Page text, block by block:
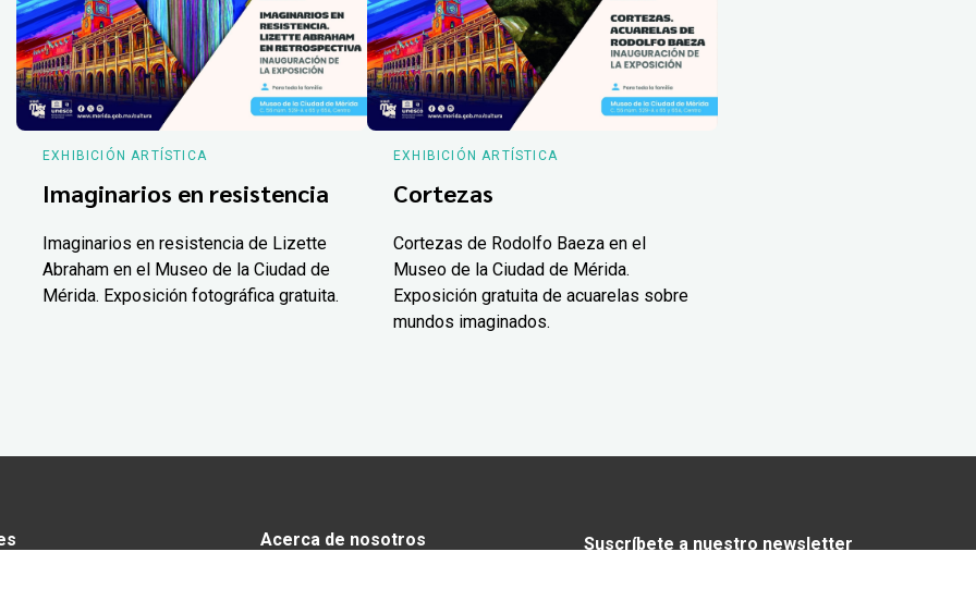
EXHIBICIÓN ARTÍSTICA
Imaginarios en resistencia
Imaginarios en resistencia de Lizette
Abraham en el Museo de la Ciudad de
Mérida. Exposición fotográfica gratuita.
EXHIBICIÓN ARTÍSTICA
Cortezas
Cortezas de Rodolfo Baeza en el
Museo de la Ciudad de Mérida.
Exposición gratuita de acuarelas sobre
mundos imaginados.
Acerca de nosotros
Suscríbete a nuestro newsletter